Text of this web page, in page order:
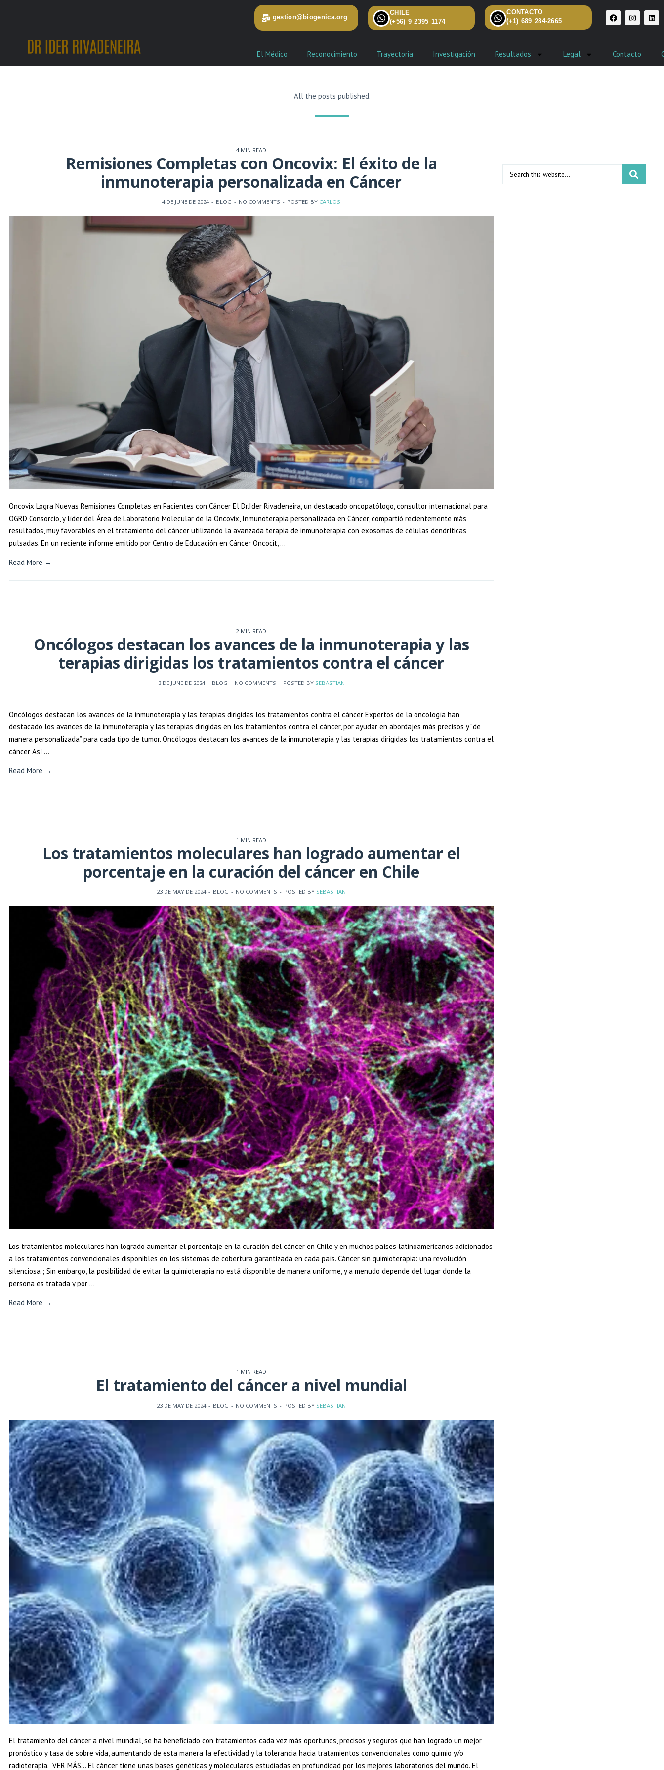
gestion@biogenica.org
CHILE
(+56) 9 2395 1174
CONTACTO
(+1) 689 284-2665
El Médico Reconocimiento Trayectoria Investigación Resultados Legal Contacto
All the posts published.
4 MIN READ
Remisiones Completas con Oncovix: El éxito de la
inmunoterapia personalizada en Cáncer
4 DE JUNE DE 2024 - BLOG - NO COMMENTS - POSTED BY CARLOS
Oncovix Logra Nuevas Remisiones Completas en Pacientes con Cáncer El Dr.Ider Rivadeneira, un destacado oncopatólogo, consultor internacional para
OGRD Consorcio, y líder del Área de Laboratorio Molecular de la Oncovix, Inmunoterapia personalizada en Cáncer, compartió recientemente más
resultados, muy favorables en el tratamiento del cáncer utilizando la avanzada terapia de inmunoterapia con exosomas de células dendríticas
pulsadas. En un reciente informe emitido por Centro de Educación en Cáncer Oncocit, …
Read More →
2 MIN READ
Oncólogos destacan los avances de la inmunoterapia y las
terapias dirigidas los tratamientos contra el cáncer
3 DE JUNE DE 2024 - BLOG - NO COMMENTS - POSTED BY SEBASTIAN
Oncólogos destacan los avances de la inmunoterapia y las terapias dirigidas los tratamientos contra el cáncer Expertos de la oncología han
destacado los avances de la inmunoterapia y las terapias dirigidas en los tratamientos contra el cáncer, por ayudar en abordajes más precisos y “de
manera personalizada” para cada tipo de tumor. Oncólogos destacan los avances de la inmunoterapia y las terapias dirigidas los tratamientos contra el
cáncer Así …
Read More →
1 MIN READ
Los tratamientos moleculares han logrado aumentar el
porcentaje en la curación del cáncer en Chile
23 DE MAY DE 2024 - BLOG - NO COMMENTS - POSTED BY SEBASTIAN
Los tratamientos moleculares han logrado aumentar el porcentaje en la curación del cáncer en Chile y en muchos países latinoamericanos adicionados
a los tratamientos convencionales disponibles en los sistemas de cobertura garantizada en cada país. Cáncer sin quimioterapia: una revolución
silenciosa ; Sin embargo, la posibilidad de evitar la quimioterapia no está disponible de manera uniforme, y a menudo depende del lugar donde la
persona es tratada y por …
Read More →
1 MIN READ
El tratamiento del cáncer a nivel mundial
23 DE MAY DE 2024 - BLOG - NO COMMENTS - POSTED BY SEBASTIAN
El tratamiento del cáncer a nivel mundial, se ha beneficiado con tratamientos cada vez más oportunos, precisos y seguros que han logrado un mejor
pronóstico y tasa de sobre vida, aumentando de esta manera la efectividad y la tolerancia hacia tratamientos convencionales como quimio y/o
radioterapia. VER MÁS… El cáncer tiene unas bases genéticas y moleculares estudiadas en profundidad por los mejores laboratorios del mundo. El